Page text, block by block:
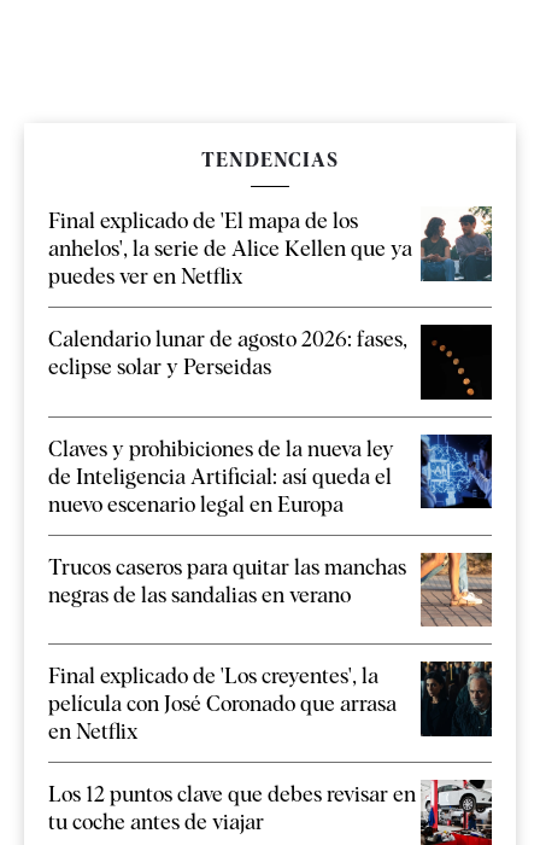
TENDENCIAS
Final explicado de 'El mapa de los
anhelos', la serie de Alice Kellen que ya
puedes ver en Netflix
Calendario lunar de agosto 2026: fases,
eclipse solar y Perseidas
Claves y prohibiciones de la nueva ley
de Inteligencia Artificial: así queda el
nuevo escenario legal en Europa
Trucos caseros para quitar las manchas
negras de las sandalias en verano
Final explicado de 'Los creyentes', la
película con José Coronado que arrasa
en Netflix
Los 12 puntos clave que debes revisar en
tu coche antes de viajar